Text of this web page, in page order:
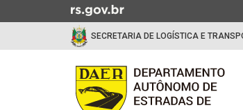
para
SECRETARIA DE LOGÍSTICA E